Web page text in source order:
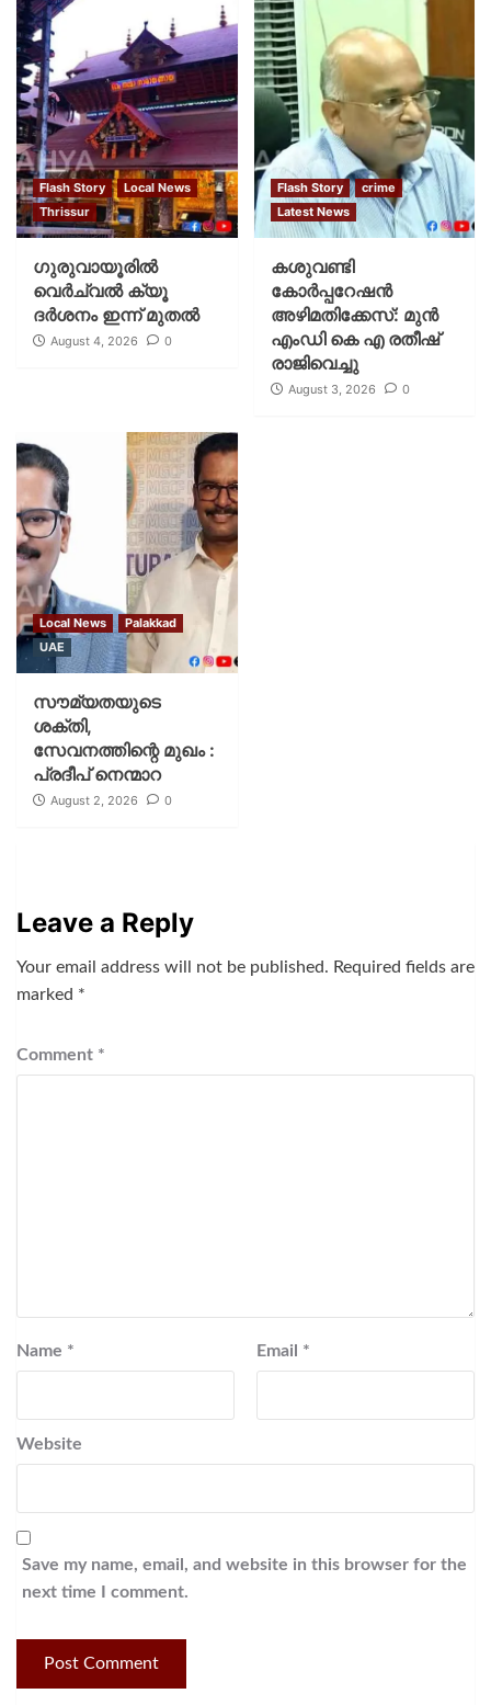
Flash Story
Local News
Thrissur
ഗുരുവായൂരില്‍
വെര്‍ച്വല്‍ ക്യൂ
ദര്‍ശനം ഇന്ന് മുതല്‍
August 4, 2026 0
Flash Story
crime
Latest News
കശുവണ്ടി
കോര്‍പ്പറേഷന്‍
അഴിമതിക്കേസ്: മുന്‍
എംഡി കെ എ രതീഷ്
രാജിവെച്ചു
August 3, 2026 0
Local News
Palakkad
UAE
സൗമ്യതയുടെ
ശക്തി,
സേവനത്തിന്റെ മുഖം :
പ്രദീപ് നെന്മാറ
August 2, 2026 0
Leave a Reply
Your email address will not be published. Required fields are
marked *
Comment *
Name * Email *
Website
Save my name, email, and website in this browser for the
next time I comment.